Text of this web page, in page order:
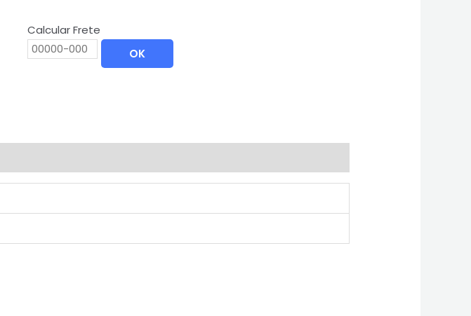
Calcular Frete
OK